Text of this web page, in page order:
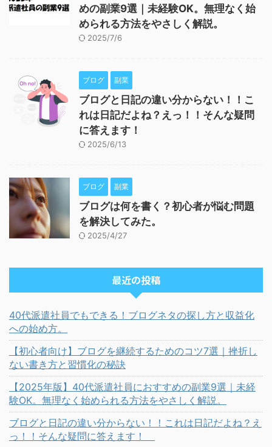
めの副業9選｜未経験OK。無理なく始
められる方法をやさしく解説。
2025/7/6
ブログ 副業
ブログと日記の違い分からない！！こ
れは日記だよね？えっ！！そんな疑問
に答えます！
2025/6/13
ブログ 副業
ブログは何を書く？初心者が悩む問題
を解決してみた。
2025/4/27
最近の投稿
40代派遣社員でもできる！ブログネタの探し方と収益化
への始め方。
【初心者向け】ブログを継続するためのコツ7選｜挫折し
ない書き方と習慣化の秘訣
【2025年版】40代派遣社員におすすめの副業9選｜未経
験OK。無理なく始められる方法をやさしく解説。
ブログと日記の違い分からない！！これは日記だよね？え
っ！！そんな疑問に答えます！